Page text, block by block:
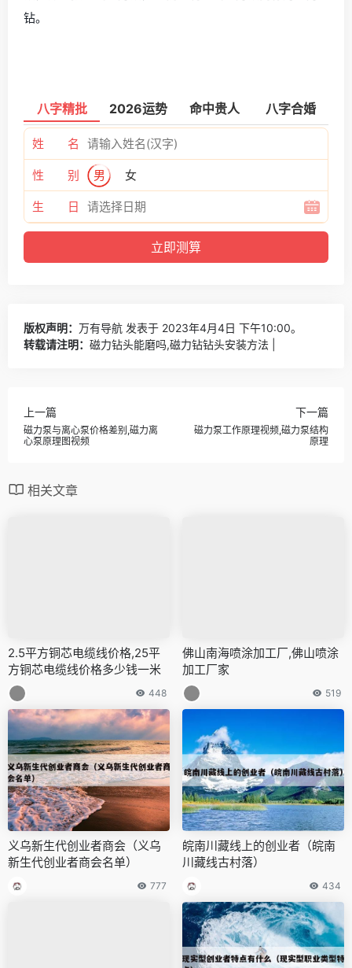
钻。
八字精批 2026运势 命中贵人 八字合婚
姓 名
性 别 男 女
生 日
版权声明： 万有导航 发表于 2023年4月4日 下午10:00。
转载请注明： 磁力钻头能磨吗,磁力钻钻头安装方法 |
上一篇
磁力泵与离心泵价格差别,磁力离
心泵原理图视频
下一篇
磁力泵工作原理视频,磁力泵结构
原理
相关文章
2.5平方铜芯电缆线价格,25平
方铜芯电缆线价格多少钱一米
448
佛山南海喷涂加工厂,佛山喷涂
加工厂家
519
义乌新生代创业者商会（义乌
新生代创业者商会名单）
777
皖南川藏线上的创业者（皖南
川藏线古村落）
434